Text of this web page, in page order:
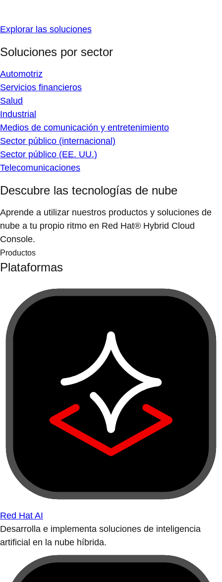
Explorar las soluciones
Soluciones por sector
Automotriz
Servicios financieros
Salud
Industrial
Medios de comunicación y entretenimiento
Sector público (internacional)
Sector público (EE. UU.)
Telecomunicaciones
Descubre las tecnologías de nube
Aprende a utilizar nuestros productos y soluciones de
nube a tu propio ritmo en Red Hat® Hybrid Cloud
Console.
Productos
Plataformas
Red Hat AI
Desarrolla e implementa soluciones de inteligencia
artificial en la nube híbrida.